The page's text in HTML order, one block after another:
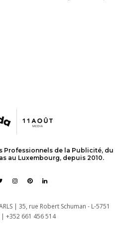
Professionnels de la Publicité, du
au Luxembourg, depuis 2010.
| 35, rue Robert Schuman - L-5751
| +352 661 456 514